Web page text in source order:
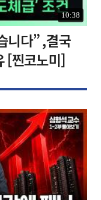
10:38
니다” ,결국
[찐코노미]